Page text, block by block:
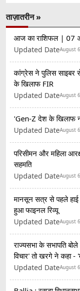
ताज़ातरीन »
आज का राशिफल | 07
Updated DateAugust
कांग्रेस ने पुलिस साइबर
के खिलाफ FIR
Updated DateAugust
'Gen-Z देश के खिलाफ
Updated DateAugust
परिसीमन और महिला
सहमति
Updated DateAugust
मानसून सत्र से पहले हाई
हुआ फाइनल रिव्यू
Updated DateAugust
राज्यसभा के सभापति
विचार' तो खरगे ने कहा
Updated DateAugust